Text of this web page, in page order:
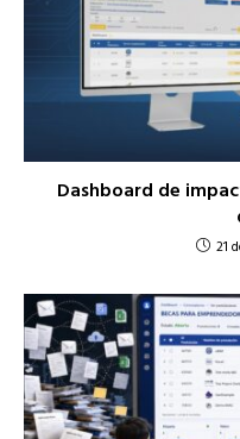
Dashboard de
21